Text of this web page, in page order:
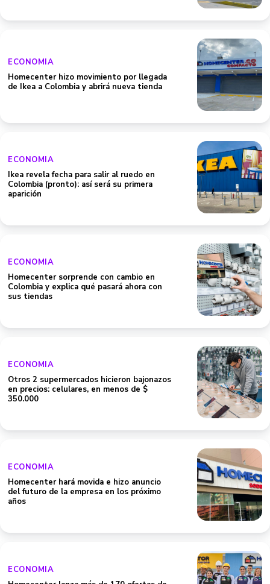
ECONOMIA
Homecenter hizo movimiento por llegada
de Ikea a Colombia y abrirá nueva tienda
ECONOMIA
Ikea revela fecha para salir al ruedo en
Colombia (pronto): así será su primera
aparición
ECONOMIA
Homecenter sorprende con cambio en
Colombia y explica qué pasará ahora con
sus tiendas
ECONOMIA
Otros 2 supermercados hicieron bajonazos
en precios: celulares, en menos de $
350.000
ECONOMIA
Homecenter hará movida e hizo anuncio
del futuro de la empresa en los próximo
años
ECONOMIA